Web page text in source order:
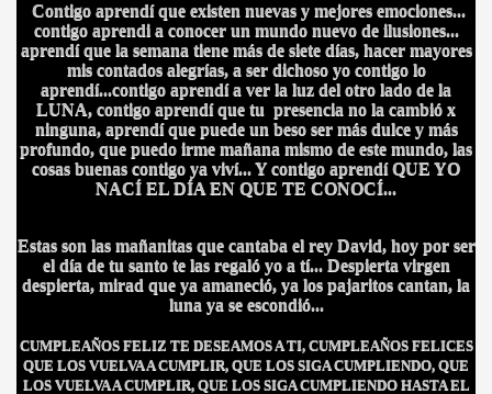
Contigo aprendí que existen nuevas y mejores emociones...
contigo aprendi a conocer un mundo nuevo de ilusiones...
aprendí que la semana tiene más de siete días, hacer mayores
mis contados alegrías, a ser dichoso yo contigo lo
aprendí...contigo aprendí a ver la luz del otro lado de la
LUNA, contigo aprendí que tu presencia no la cambió x
ninguna, aprendí que puede un beso ser más dulce y más
profundo, que puedo irme mañana mismo de este mundo, las
cosas buenas contigo ya viví... Y contigo aprendí QUE YO
NACÍ EL DÍA EN QUE TE CONOCÍ...
Estas son las mañanitas que cantaba el rey David, hoy por ser
el día de tu santo te las regaló yo a tí... Despierta virgen
despierta, mirad que ya amaneció, ya los pajaritos cantan, la
luna ya se escondió...
CUMPLEAÑOS FELIZ TE DESEAMOS A TI, CUMPLEAÑOS FELICES
QUE LOS VUELVA A CUMPLIR, QUE LOS SIGA CUMPLIENDO, QUE
LOS VUELVA A CUMPLIR, QUE LOS SIGA CUMPLIENDO HASTA EL